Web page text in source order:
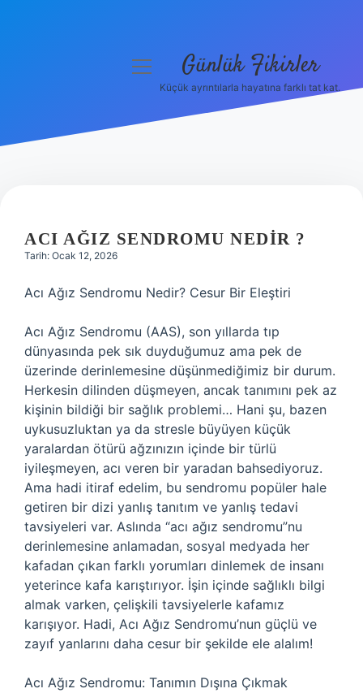
Hakkımızda
menüyü Günlük Fikirler
Küçük ayrıntılarla hayatına farklı tat kat.
ACI AĞIZ SENDROMU NEDIR ?
Tarih: Ocak 12, 2026
Acı Ağız Sendromu Nedir? Cesur Bir Eleştiri
Acı Ağız Sendromu (AAS), son yıllarda tıp
dünyasında pek sık duyduğumuz ama pek de
üzerinde derinlemesine düşünmediğimiz bir durum.
Herkesin dilinden düşmeyen, ancak tanımını pek az
kişinin bildiği bir sağlık problemi… Hani şu, bazen
uykusuzluktan ya da stresle büyüyen küçük
yaralardan ötürü ağzınızın içinde bir türlü
iyileşmeyen, acı veren bir yaradan bahsediyoruz.
Ama hadi itiraf edelim, bu sendromu popüler hale
getiren bir dizi yanlış tanıtım ve yanlış tedavi
tavsiyeleri var. Aslında “acı ağız sendromu”nu
derinlemesine anlamadan, sosyal medyada her
kafadan çıkan farklı yorumları dinlemek de insanı
yeterince kafa karıştırıyor. İşin içinde sağlıklı bilgi
almak varken, çelişkili tavsiyelerle kafamız
karışıyor. Hadi, Acı Ağız Sendromu’nun güçlü ve
zayıf yanlarını daha cesur bir şekilde ele alalım!
Acı Ağız Sendromu: Tanımın Dışına Çıkmak